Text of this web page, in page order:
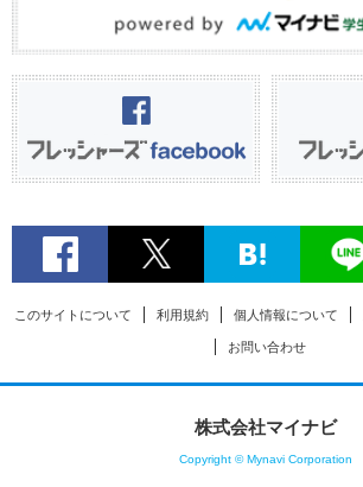
このサイトについて 利用規約 個人情報について
お問い合わせ
株式会社マイナビ
Copyright © Mynavi Corporation